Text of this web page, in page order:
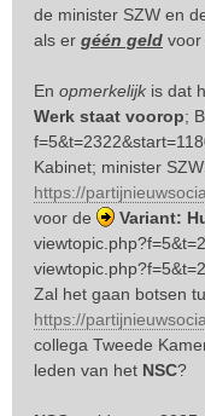
de minister SZW en
als er géén geld voor
En opmerkelijk is dat
Werk staat voorop;
Kabinet; minister
https://
voor de
Variant:
Zal het gaan botsen
https://
collega Tweede
leden van het NSC?